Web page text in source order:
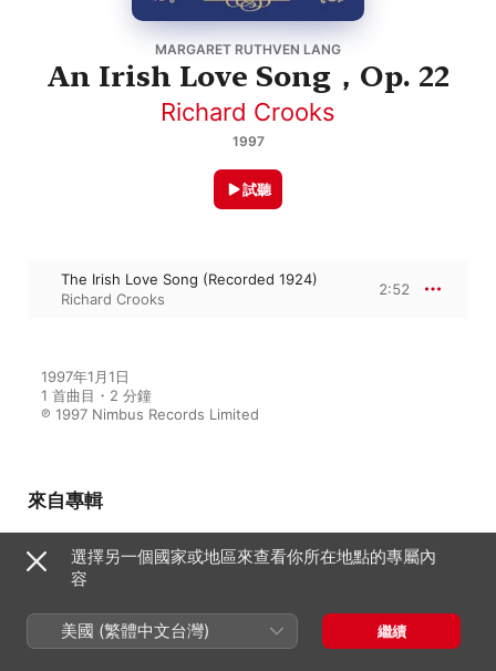
MARGARET RUTHVEN LANG
An Irish Love Song，Op. 22
Richard Crooks
1997
試聽
The Irish Love Song (Recorded 1924)
Richard Crooks
2:52
1997年1月1日
1 首曲目・2 分鐘
℗ 1997 Nimbus Records Limited
來自專輯
Richard Crooks
選擇另一個國家或地區來查看你所在地點的專屬內
容
美國 (繁體中文台灣) 繼續